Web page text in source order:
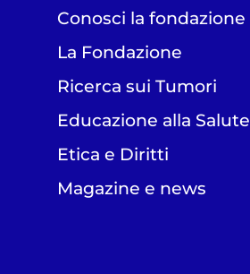
Conosci la fondazione
La Fondazione
Ricerca sui Tumori
Educazione alla Salute
Etica e Diritti
Magazine e news